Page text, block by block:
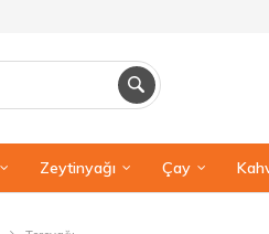
Zeytinyağı Çay